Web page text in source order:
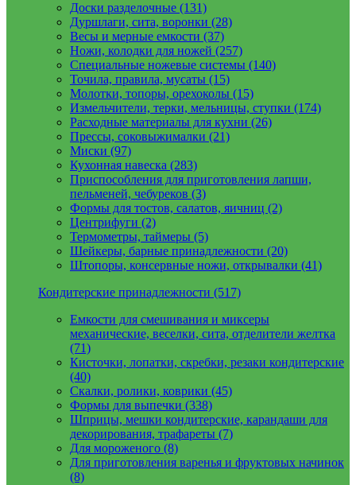
Доски разделочные (131)
Дуршлаги, сита, воронки (28)
Весы и мерные емкости (37)
Ножи, колодки для ножей (257)
Специальные ножевые системы (140)
Точила, правила, мусаты (15)
Молотки, топоры, орехоколы (15)
Измельчители, терки, мельницы, ступки (174)
Расходные материалы для кухни (26)
Прессы, соковыжималки (21)
Миски (97)
Кухонная навеска (283)
Приспособления для приготовления лапши,
пельменей, чебуреков (3)
Формы для тостов, салатов, яичниц (2)
Центрифуги (2)
Термометры, таймеры (5)
Шейкеры, барные принадлежности (20)
Штопоры, консервные ножи, открывалки (41)
Кондитерские принадлежности (517)
Емкости для смешивания и миксеры
механические, веселки, сита, отделители желтка
(71)
Кисточки, лопатки, скребки, резаки кондитерские
(40)
Скалки, ролики, коврики (45)
Формы для выпечки (338)
Шприцы, мешки кондитерские, карандаши для
декорирования, трафареты (7)
Для мороженого (8)
Для приготовления варенья и фруктовых начинок
(8)